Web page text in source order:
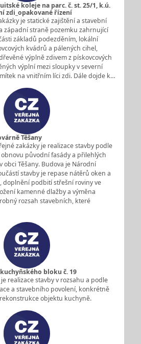
koleje na parc. č. st. 25/1, k.ú.
zdi_opakované řízení
je statické zajištění a stavební
západní straně pozemku zahrnující
základů podezděním, lokální
kvádrů a pálených cihel,
výplně zdivem z pískovcových
výplní mezi sloupky v severní
na vnitřním líci zdi. Dále dojde k…
Těšany
zakázky je realizace stavby podle
obnovu původní fasády a přilehlých
obci Těšany. Budova je Národní
stavby je repase nátěrů oken a
doplnění podbití střešní roviny ve
kamenné dlažby a výměna
rozsah stavebních, které
bloku č. 19
realizace stavby v rozsahu a podle
a stavebního povolení, konkrétně
objektu kuchyně.